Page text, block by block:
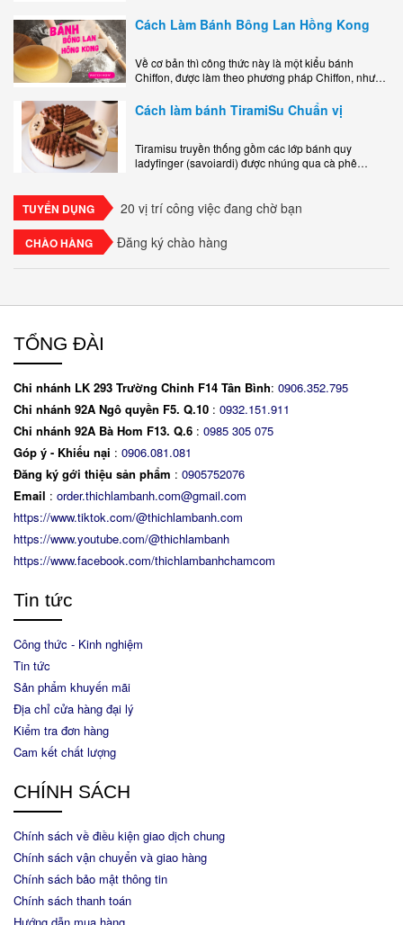
Cách Làm Bánh Bông Lan Hồng Kong
Về cơ bản thì công thức này là một kiểu bánh
Chiffon, được làm theo phương pháp Chiffon, nhưng
ngon, làm..
Cách làm bánh TiramiSu Chuẩn vị
Tiramisu truyền thống gồm các lớp bánh quy
ladyfinger (savoiardi) được nhúng qua cà phê
TUYỂN DỤNG 20 vị trí công việc đang chờ bạn
CHÀO HÀNG Đăng ký chào hàng
TỔNG ĐÀI
Chi nhánh LK 293 Trường Chinh F14 Tân Bình: 0906.352.795
Chi nhánh 92A Ngô quyền F5. Q.10 : 0932.151.911
Chi nhánh 92A Bà Hom F13. Q.6 : 0985 305 075
Góp ý - Khiếu nại : 0906.081.081
Đăng ký gới thiệu sản phẩm : 0905752076
Email : order.thichlambanh.com@gmail.com
https://www.tiktok.com/@thichlambanh.com
https://www.youtube.com/@thichlambanh
https://www.facebook.com/thichlambanhchamcom
Tin tức
Công thức - Kinh nghiệm
Tin tức
Sản phẩm khuyến mãi
Địa chỉ cửa hàng đại lý
Kiểm tra đơn hàng
Cam kết chất lượng
CHÍNH SÁCH
Chính sách về điều kiện giao dịch chung
Chính sách vận chuyển và giao hàng
Chính sách bảo mật thông tin
Chính sách thanh toán